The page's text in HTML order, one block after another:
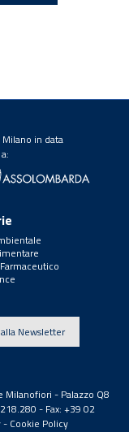
in data
Newsletter
- Palazzo Q8
- Fax: +39 02
- Cookie Policy